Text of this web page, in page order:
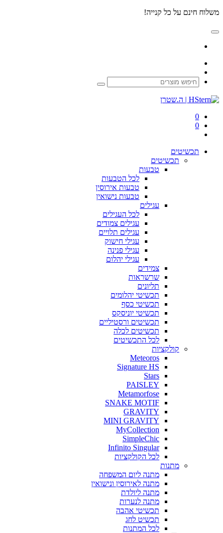
משלוח חינם על כל קנייה!
0
0
תכשיטים
תכשיטים
טבעות
לכל הטבעות
טבעות אירוסין
טבעות נישואין
עגילים
לכל העגילים
עגילים צמודים
עגילים תלויים
עגילי חישוק
עגילי פנינה
עגילי יהלום
צמידים
שרשראות
תליונים
תכשיטי יהלומים
תכשיטי כסף
תכשיטי יוניסקס
תכשיטים ורסטיליים
תכשיטים לכלה
לכל התכשיטים
קולקציות
Meteoros
Signature HS
Stars
PAISLEY
Metamorfose
SNAKE MOTIF
GRAVITY
MINI GRAVITY
MyCollection
SimpleChic
Infinito Singular
לכל הקולקציות
מתנות
מתנה ליום המשפחה
מתנה לאירוסין ונישואין
מתנה ליולדת
מתנה לנערות
תכשיטי אהבה
תכשיט לחג
לכל המתנות